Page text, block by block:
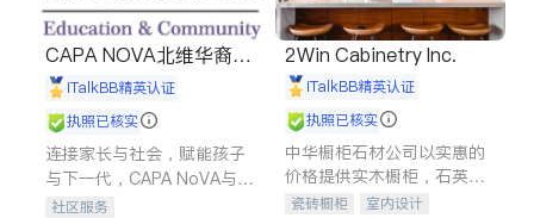
CAPA NOVA北维华裔家
长会iTalkBB精英认证
执照已核实
连接家长与社会，赋能孩子
与下一代，CAPA NoVA与您
携手建设包容、公平、充满
社区服务
2Win Cabinetry Inc.
iTalkBB精英认证
执照已核实
中华橱柜石材公司以实惠的
价格提供实木橱柜，石英石
台面，多种优质不锈钢水
瓷砖橱柜
室内设计